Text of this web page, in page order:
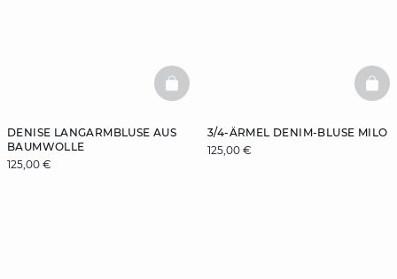
DENISE LANGARMBLUSE AUS
BAUMWOLLE
125,00 €
BASKETFULL
3/4-ÄRMEL DENIM-BLUSE MILO
125,00 €